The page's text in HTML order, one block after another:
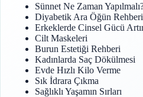
Sünnet Ne Zaman
Diyabetik Ara Öğün Rehberi
Erkeklerde Cinsel Gücü
Cilt Maskeleri
Burun Estetiği Rehberi
Kadınlarda Saç Dökülmesi
Evde Hızlı Kilo Verme
Sık İdrara Çıkma
Sağlıklı Yaşamın Sırları